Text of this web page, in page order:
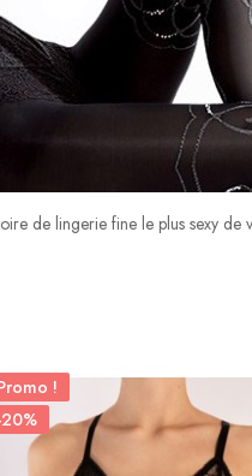
de lingerie fine le plus sexy
!